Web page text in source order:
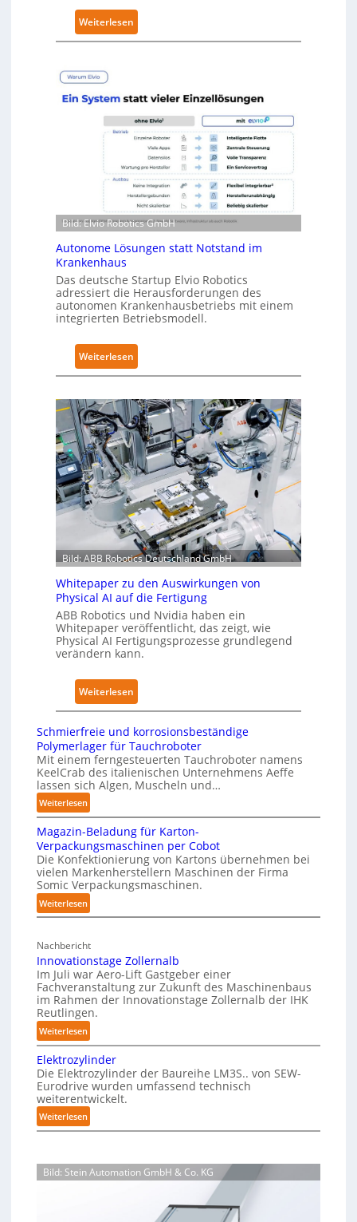
t
y
-
l
-
Z
e
r
f
i
z
i
e
r
u
g
n
a
c
h
I
E
C
6
2
4
3
-
4
-
2
Weiterlesen:
N
a
R
o
o
t
c
e
w
e
i
e
r
g
l
o
b
a
l
e
s
T
r
i
i
n
g
n
e
t
z
w
e
r
ü
r
P
h
c
a
l
Bild: Elvio Robotics GmbH
Autonome Lösungen statt Notstand im
Krankenhaus
Das deutsche Startup Elvio Robotics
adressiert die Herausforderungen des
autonomen Krankenhausbetriebs mit einem
integrierten Betriebsmodell.
Weiterlesen:
A
t
o
n
o
m
e
L
ö
s
u
g
n
s
t
t
t
N
o
t
s
t
d
i
m
K
k
e
n
u
Bild: ABB Robotics Deutschland GmbH
Whitepaper zu den Auswirkungen von
Physical AI auf die Fertigung
ABB Robotics und Nvidia haben ein
Whitepaper veröffentlicht, das zeigt, wie
Physical AI Fertigungsprozesse grundlegend
verändern kann.
Weiterlesen:
W
h
i
t
e
p
e
r
z
u
A
u
s
r
u
n
o
Schmierfreie und korrosionsbeständige
Polymerlager für Tauchroboter
Mit einem ferngesteuerten Tauchroboter namens
KeelCrab des italienischen Unternehmens Aeffe
lassen sich Algen, Muscheln und…
Weiterlesen:
S
c
h
m
i
e
r
i
e
u
n
d
k
o
r
r
o
s
i
n
s
Magazin-Beladung für Karton-
Verpackungsmaschinen per Cobot
Die Konfektionierung von Kartons übernehmen bei
vielen Markenherstellern Maschinen der Firma
Somic Verpackungsmaschinen.
Weiterlesen:
M
g
a
z
i
n
-
B
e
l
a
d
u
n
ü
Nachbericht
Innovationstage Zollernalb
Im Juli war Aero-Lift Gastgeber einer
Fachveranstaltung zur Zukunft des Maschinenbaus
im Rahmen der Innovationstage Zollernalb der IHK
Reutlingen.
Weiterlesen:
I
n
n
o
v
a
o
n
Elektrozylinder
Die Elektrozylinder der Baureihe LM3S.. von SEW-
Eurodrive wurden umfassend technisch
weiterentwickelt.
Weiterlesen:
E
e
k
Bild: Stein Automation GmbH & Co. KG